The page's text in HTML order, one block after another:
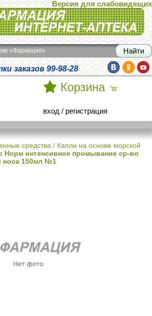
Версия для слабовидящих
«Фармация»
заказов 99-98-28
Корзина
вход / регистрация
средства / Капли на основе морской
Норм интенсивное промывание ср-во
150мл №1